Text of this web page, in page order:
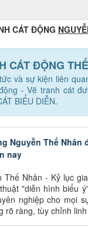
CÁT ĐỘNG
ĐỘNG
và sự kiện liên
- Vẽ tranh cát
BIỂU DIỄN.
Nguyễn Thế
nay
Nhân - Kỷ lục
"diễn hình biểu
nghiệp cho mọi
ràng, tùy chỉnh